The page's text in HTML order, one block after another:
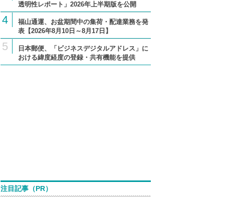
透明性レポート」2026年上半期版を公開
4
福山通運、お盆期間中の集荷・配達業務を発
表【2026年8月10日～8月17日】
5
日本郵便、「ビジネスデジタルアドレス」に
おける緯度経度の登録・共有機能を提供
注目記事（PR）